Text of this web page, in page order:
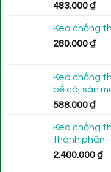
483.000₫
Keo chống
280.000₫
Keo chống
bể cá, sàn
588.000₫
Keo chống
thành phần
2.400.000₫